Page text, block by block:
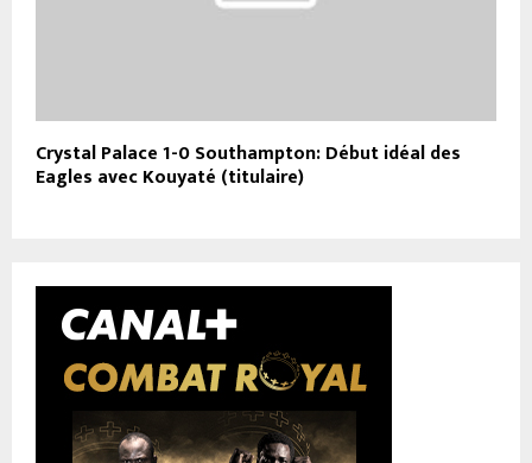
Crystal Palace 1-0 Southampton: Début idéal des
Eagles avec Kouyaté (titulaire)